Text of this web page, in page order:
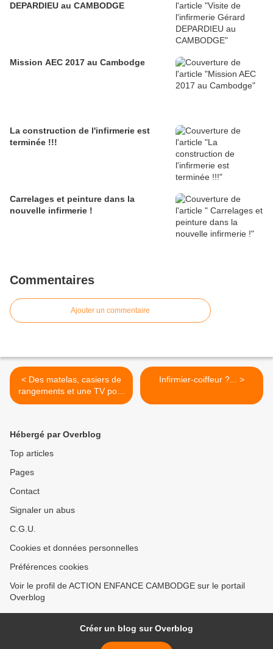
DEPARDIEU au CAMBODGE
Mission AEC 2017 au Cambodge
La construction de l'infirmerie est
terminée !!!
Carrelages et peinture dans la
nouvelle infirmerie !
Commentaires
Ajouter un commentaire
< Des matelas, casiers de
rangements et une TV pour
les enfants de Battambang
Infirmier-coiffeur ?... >
Hébergé par Overblog
Top articles
Pages
Contact
Signaler un abus
C.G.U.
Cookies et données personnelles
Préférences cookies
Voir le profil de ACTION ENFANCE CAMBODGE sur le portail
Overblog
Créer un blog sur Overblog